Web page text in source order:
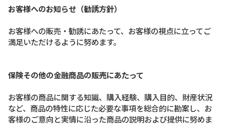
お客様へのお知らせ（勧誘方針）
お客様への販売・勧誘にあたって、お客様の視点に立ってご
満足いただけるように努めます。
保険その他の金融商品の販売にあたって
お客様の商品に関する知識、購入経験、購入目的、財産状況
など、商品の特性に応じた必要な事項を総合的に勘案し、お
客様のご意向と実情に沿った商品の説明および提供に努めま